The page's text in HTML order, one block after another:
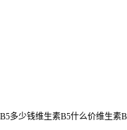
B5多少钱维生素B5什么价维生素